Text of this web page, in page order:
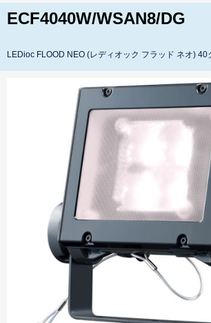
ECF4040W/WSAN8/DG
LEDioc FLOOD NEO (レディオック フラッド ネオ) 40